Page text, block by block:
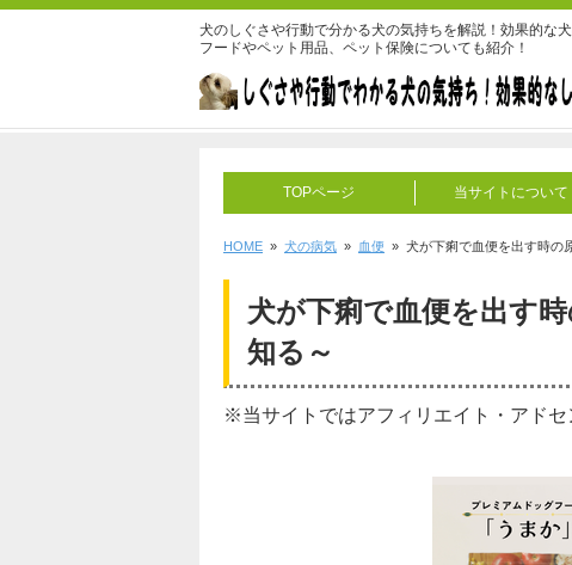
犬のしぐさや行動で分かる犬の気持ちを解説！効果的な
フードやペット用品、ペット保険についても紹介！
TOPページ 当サイトについて
HOME » 犬の病気 » 血便 » 犬が下痢で血便を出す時の
犬が下痢で血便を出す
知る～
※当サイトではアフィリエイト・アドセ